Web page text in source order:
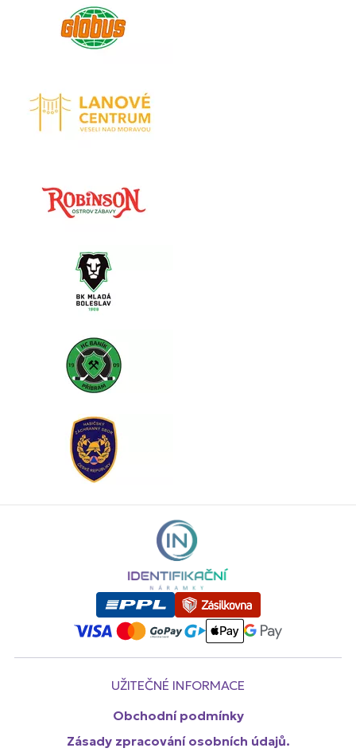
UŽITEČNÉ INFORMACE
Obchodní podmínky
Zásady zpracování osobních údajů.